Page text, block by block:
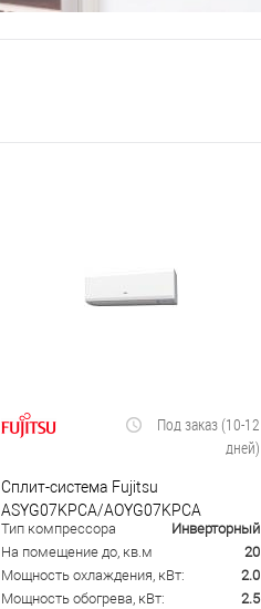
Под заказ (10-12
дней)
Сплит-система Fujitsu
ASYG07KPCA/AOYG07KPCA
Тип компрессора
Инверторный
На помещение до, кв.м
20
Мощность охлаждения, кВт:
2.0
Мощность обогрева, кВт:
2.5